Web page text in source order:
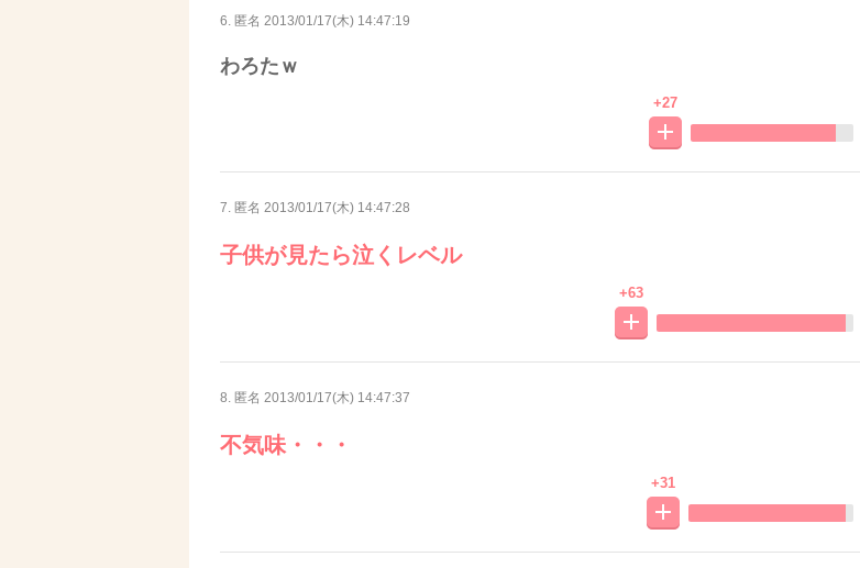
6. 匿名 2013/01/17(木) 14:47:19
わろたｗ
+27
7. 匿名 2013/01/17(木) 14:47:28
子供が見たら泣くレベル
+63
8. 匿名 2013/01/17(木) 14:47:37
不気味・・・
+31